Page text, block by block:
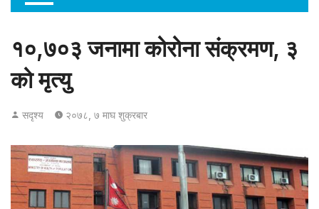
१०,७०३ जनामा कोरोना संक्रमण, ३
को मृत्यु
सदृश्य २०७८, ७ माघ शुक्रबार